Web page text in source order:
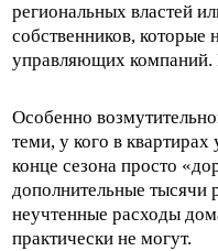
региональных властей
собственников, которые
управляющих компаний.
Особенно
теми, у кого в
конце сезона просто
дополнительные тысячи
неучтенные расходы
практически не могут.